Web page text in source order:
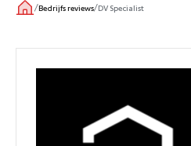
/Bedrijfs reviews/DV Specialist